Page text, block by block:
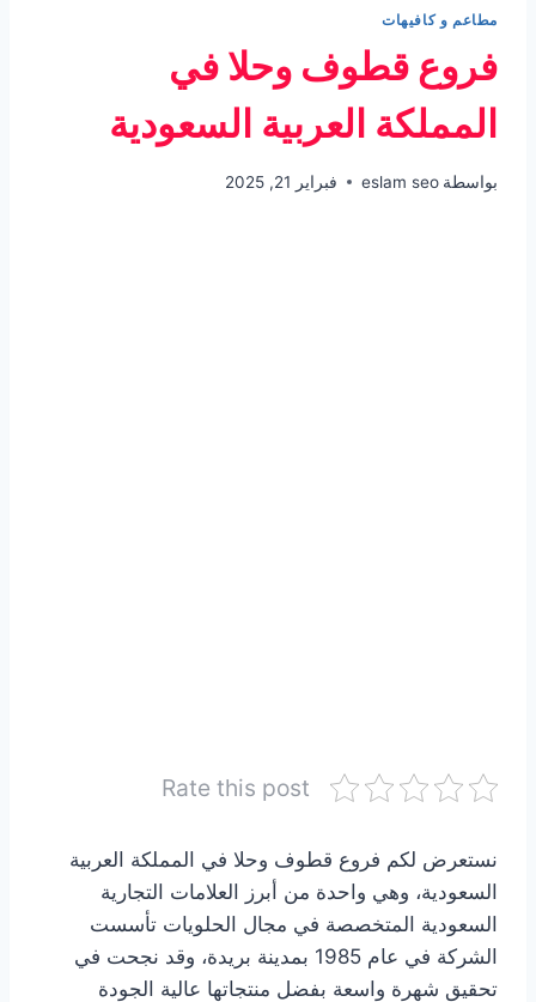
مطاعم و كافيهات
فروع قطوف وحلا في
المملكة العربية السعودية
بواسطة eslam seo فبراير 21, 2025
Rate this post
نستعرض لكم فروع قطوف وحلا في المملكة العربية
السعودية، وهي واحدة من أبرز العلامات التجارية
السعودية المتخصصة في مجال الحلويات تأسست
الشركة في عام 1985 بمدينة بريدة، وقد نجحت في
تحقيق شهرة واسعة بفضل منتجاتها عالية الجودة